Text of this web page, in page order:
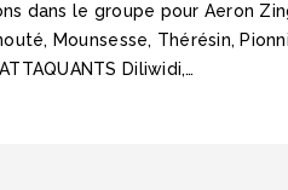
dans le groupe pour Aeron
Mounsesse, Thérésin,
Diliwidi,…